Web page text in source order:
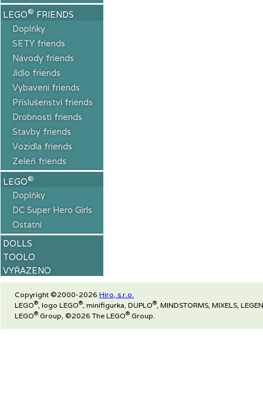
LEGO® FRIENDS
Doplňky
SETY friends
Návody friends
Jídlo friends
Vybavení friends
Příslušenství friends
Drobnosti friends
Stavby friends
Vozidla friends
Zeleň friends
LEGO®
Doplňky
DC Super Hero Girls
Ostatní
DOLLS
TOOLO
VYŘAZENO
Copyright ©2000-2026 Hiro, s.r.o.
LEGO® , logo LEGO® , minifigurka, DUPLO® , MINDSTORMS, MIXELS,
LEGO® Group, ©2026 The LEGO® Group.